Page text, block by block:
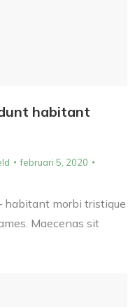
habitant
februari 5, 2020
habitant morbi tristique
Maecenas sit